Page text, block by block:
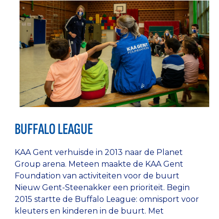
BUFFALO LEAGUE
KAA Gent verhuisde in 2013 naar de Planet
Group arena. Meteen maakte de KAA Gent
Foundation van activiteiten voor de buurt
Nieuw Gent-Steenakker een prioriteit. Begin
2015 startte de Buffalo League: omnisport voor
kleuters en kinderen in de buurt. Met